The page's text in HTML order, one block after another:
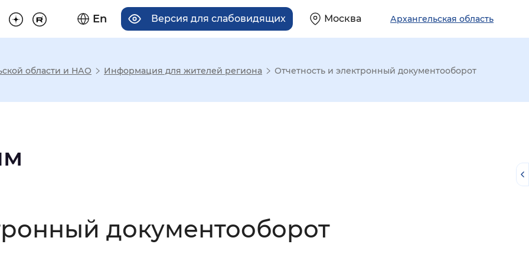
En Версия для слабовидящих Москва Архангельская область
отображения
Увеличенный Большой
области и НАО Информация для жителей региона Отчетность и электронный документооборот
документооборот